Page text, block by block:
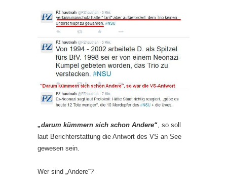
„darum kümmern sich schon Andere“ , so soll
laut Berichterstattung die Antwort des VS an See
gewesen sein.
Wer sind „Andere“?